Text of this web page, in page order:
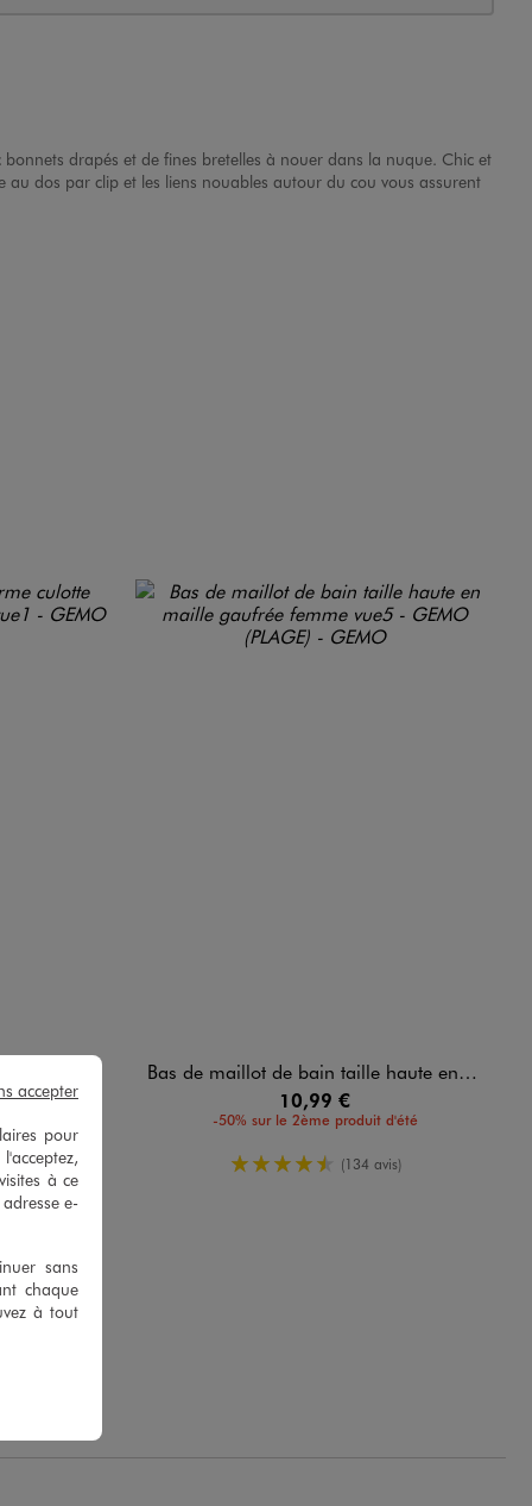
drapés et de fines bretelles à nouer dans la nuque. Chic et
dos par clip et les liens nouables autour du cou vous assurent
Bas de maillot de bain taille haute en maille gaufrée femme
10,99 €
-50% sur le 2ème produit d'été
4.5/5 de moyenne
(134 avis)
pour
à ce
e-
sans
chaque
à tout
accepter